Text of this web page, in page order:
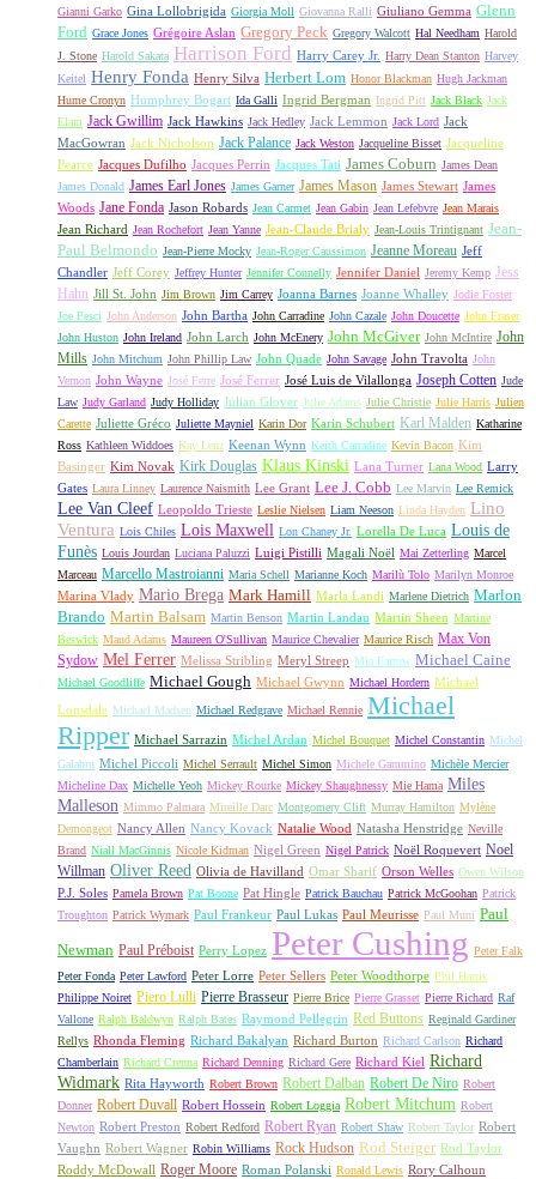
Gianni Garko Gina Lollobrigida Giorgia Moll Giovanna Ralli Giuliano Gemma Glenn
Ford Grace Jones Grégoire Aslan Gregory Peck Gregory Walcott Hal Needham Harold
J. Stone Harold Sakata Harrison Ford Harry Carey Jr. Harry Dean Stanton Harvey
Keitel Henry Fonda Henry Silva Herbert Lom Honor Blackman Hugh Jackman
Hume Cronyn Humphrey Bogart Ida Galli Ingrid Bergman Ingrid Pitt Jack Black Jack
Elam Jack Gwillim Jack Hawkins Jack Hedley Jack Lemmon Jack Lord Jack
MacGowran Jack Nicholson Jack Palance Jack Weston Jacqueline Bisset Jacqueline
Pearce Jacques Dufilho Jacques Perrin Jacques Tati James Coburn James Dean
James Donald James Earl Jones James Garner James Mason James Stewart James
Woods Jane Fonda Jason Robards Jean Carmet Jean Gabin Jean Lefebvre Jean Marais
Jean Richard Jean Rochefort Jean Yanne Jean-Claude Brialy Jean-Louis Trintignant Jean-
Paul Belmondo Jean-Pierre Mocky Jean-Roger Caussimon Jeanne Moreau Jeff
Chandler Jeff Corey Jeffrey Hunter Jennifer Connelly Jennifer Daniel Jeremy Kemp Jess
Hahn Jill St. John Jim Brown Jim Carrey Joanna Barnes Joanne Whalley Jodie Foster
Joe Pesci John Anderson John Bartha John Carradine John Cazale John Doucette John Fraser
John Huston John Ireland John Larch John McEnery John McGiver John McIntire John
Mills John Mitchum John Phillip Law John Quade John Savage John Travolta John
Vernon John Wayne José Ferre José Ferrer José Luis de Vilallonga Joseph Cotten Jude
Law Judy Garland Judy Holliday Julian Glover Julie Adams Julie Christie Julie Harris Julien
Carette Juliette Gréco Juliette Mayniel Karin Dor Karin Schubert Karl Malden Katharine
Ross Kathleen Widdoes Kay Lenz Keenan Wynn Keith Carradine Kevin Bacon Kim
Basinger Kim Novak Kirk Douglas Klaus Kinski Lana Turner Lana Wood Larry
Gates Laura Linney Laurence Naismith Lee Grant Lee J. Cobb Lee Marvin Lee Remick
Lee Van Cleef Leopoldo Trieste Leslie Nielsen Liam Neeson Linda Hayden Lino
Ventura Lois Chiles Lois Maxwell Lon Chaney Jr. Lorella De Luca Louis de
Funès Louis Jourdan Luciana Paluzzi Luigi Pistilli Magali Noël Mai Zetterling Marcel
Marceau Marcello Mastroianni Maria Schell Marianne Koch Marilù Tolo Marilyn Monroe
Marina Vlady Mario Brega Mark Hamill Marla Landi Marlene Dietrich Marlon
Brando Martin Balsam Martin Benson Martin Landau Martin Sheen Martine
Beswick Maud Adams Maureen O'Sullivan Maurice Chevalier Maurice Risch Max Von
Sydow Mel Ferrer Melissa Stribling Meryl Streep Mia Farrow Michael Caine
Michael Goodliffe Michael Gough Michael Gwynn Michael Hordern Michael
Lonsdale Michael Madsen Michael Redgrave Michael Rennie Michael
Ripper Michael Sarrazin Michel Ardan Michel Bouquet Michel Constantin Michel
Galabru Michel Piccoli Michel Serrault Michel Simon Michele Gammino Michèle Mercier
Micheline Dax Michelle Yeoh Mickey Rourke Mickey Shaughnessy Mie Hama Miles
Malleson Mimmo Palmara Mireille Darc Montgomery Clift Murray Hamilton Mylène
Demongeot Nancy Allen Nancy Kovack Natalie Wood Natasha Henstridge Neville
Brand Niall MacGinnis Nicole Kidman Nigel Green Nigel Patrick Noël Roquevert Noel
Willman Oliver Reed Olivia de Havilland Omar Sharif Orson Welles Owen Wilson
P.J. Soles Pamela Brown Pat Boone Pat Hingle Patrick Bauchau Patrick McGoohan Patrick
Troughton Patrick Wymark Paul Frankeur Paul Lukas Paul Meurisse Paul Muni Paul
Newman Paul Préboist Perry Lopez Peter Cushing Peter Falk
Peter Fonda Peter Lawford Peter Lorre Peter Sellers Peter Woodthorpe Phil Harris
Philippe Noiret Piero Lulli Pierre Brasseur Pierre Brice Pierre Grasset Pierre Richard Raf
Vallone Ralph Baldwyn Ralph Bates Raymond Pellegrin Red Buttons Reginald Gardiner
Rellys Rhonda Fleming Richard Bakalyan Richard Burton Richard Carlson Richard
Chamberlain Richard Crenna Richard Denning Richard Gere Richard Kiel Richard
Widmark Rita Hayworth Robert Brown Robert Dalban Robert De Niro Robert
Donner Robert Duvall Robert Hossein Robert Loggia Robert Mitchum Robert
Newton Robert Preston Robert Redford Robert Ryan Robert Shaw Robert Taylor Robert
Vaughn Robert Wagner Robin Williams Rock Hudson Rod Steiger Rod Taylor
Roddy McDowall Roger Moore Roman Polanski Ronald Lewis Rory Calhoun